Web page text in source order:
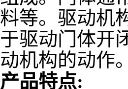
料等。驱动机
于驱动门体开
动机构的动作。
产品特点: